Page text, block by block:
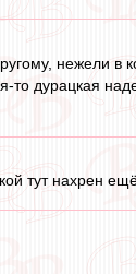
нежели в
дурацкая
тут нахрен